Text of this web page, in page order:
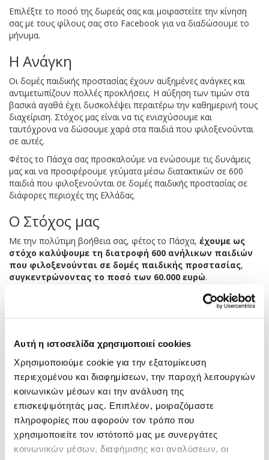
Αυτή η ιστοσελίδα χρησιμοποιεί cookies
Χρησιμοποιούμε cookie για την εξατομίκευση
περιεχομένου και διαφημίσεων, την παροχή λειτουργιών
κοινωνικών μέσων και την ανάλυση της
επισκεψιμότητάς μας. Επιπλέον, μοιραζόμαστε
πληροφορίες που αφορούν τον τρόπο που
χρησιμοποιείτε τον ιστότοπό μας με συνεργάτες
κοινωνικών μέσων, διαφήμισης και αναλύσεων, οι
Επιλέξτε το ποσό της δωρεάς σας και μοιραστείτε την κίνηση
σας με τους φίλους σας στο Facebook για να διαδώσουμε το
μήνυμα.
Η Ανάγκη
Οι δομές παιδικής προστασίας έχουν αυξημένες ανάγκες και
αντιμετωπίζουν πολλές προκλήσεις. Η αύξηση των τιμών στα
βασικά αγαθά έχει δυσκολέψει περαιτέρω την καθημερινή τους
διαχείριση. Στόχος μας είναι να τις ενισχύσουμε και
ταυτόχρονα να δώσουμε χαρά στα παιδιά που φιλοξενούνται
σε αυτές.
Φέτος το Πάσχα σας προσκαλούμε να ενώσουμε τις δυνάμεις
μας και να προσφέρουμε γεύματα μέσω διατακτικών σε 600
παιδιά που φιλοξενούνται σε δομές παιδικής προστασίας σε
διάφορες περιοχές της Ελλάδας.
Ο Στόχος μας
Με την πολύτιμη βοήθεια σας, φέτος το Πάσχα, έχουμε ως
στόχο καλύψουμε τη διατροφή 600 ανήλικων παιδιών
που φιλοξενούνται σε δομές παιδικής προστασίας,
συγκεντρώνοντας το ποσό των 60.000 ευρώ.
να καλύψουμε τα γεύματα 100
προμηθεύονται τρόφιμα μέσω διατακτικών σε μεγάλες
αλυσίδες σούπερ-μάρκετ για 1 μήνα.
Λίγα λόγια για το πρόγραμμα
«Προσφέρω Γιατί Νοιάζομαι»
Tο πρόγραμμα «Προσφέρω γιατί Νοιάζομαι» δημιουργήθηκε το
2012 για να υποστηρίξει τα παιδιά που ζουν σε δομές ή/και
υποστηρίζονται από φορείς παιδικής προστασίας. Περισσότεροι
από 200 φορείς σε όλη την Ελλάδα συμμετέχουν στο δίκτυο